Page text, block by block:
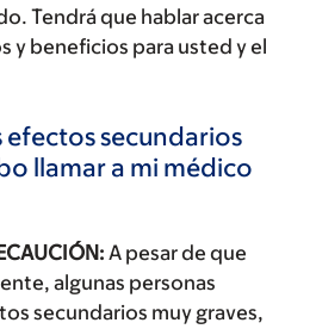
Tendrá que hablar acerca
y beneficios para usted y el
efectos secundarios
llamar a mi médico
A pesar de que
algunas personas
secundarios muy graves,